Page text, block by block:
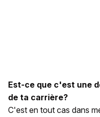
Est-ce que c'est une
de ta carrière?
C'est en tout cas dans